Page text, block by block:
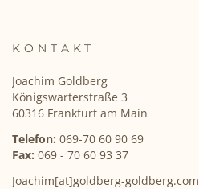
KONTAKT
Joachim Goldberg
Königswarterstraße 3
60316 Frankfurt am Main
Telefon: 069-70 60 90 69
Fax: 069 - 70 60 93 37
Joachim[at]goldberg-goldberg.com